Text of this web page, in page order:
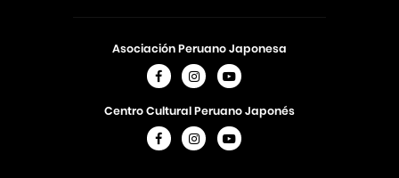
Asociación Peruano Japonesa
Centro Cultural Peruano Japonés